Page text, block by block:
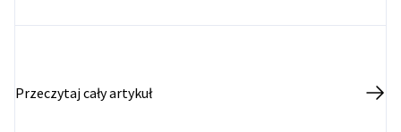
elektromobilności.
Przeczytaj cały artykuł